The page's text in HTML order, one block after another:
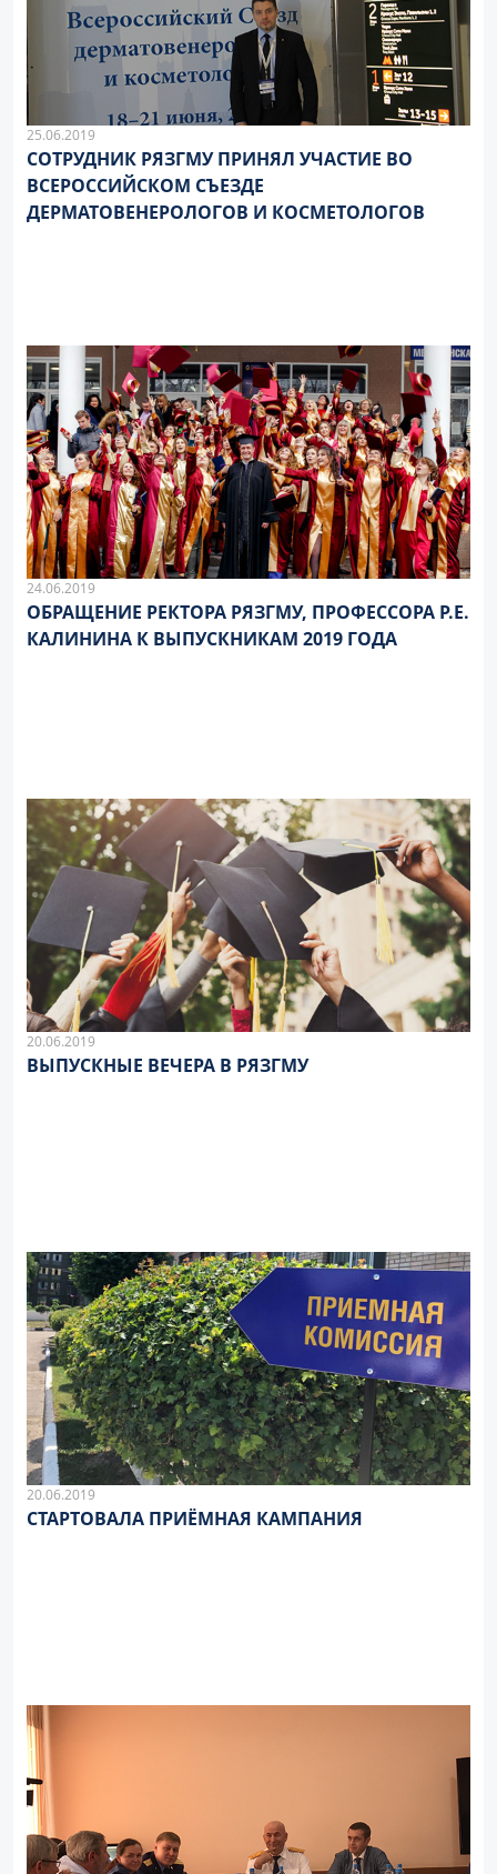
25.06.2019
СОТРУДНИК РЯЗГМУ ПРИНЯЛ УЧАСТИЕ ВО
ВСЕРОССИЙСКОМ СЪЕЗДЕ
ДЕРМАТОВЕНЕРОЛОГОВ И КОСМЕТОЛОГОВ
24.06.2019
ОБРАЩЕНИЕ РЕКТОРА РЯЗГМУ, ПРОФЕССОРА Р.Е.
КАЛИНИНА К ВЫПУСКНИКАМ 2019 ГОДА
20.06.2019
ВЫПУСКНЫЕ ВЕЧЕРА В РЯЗГМУ
20.06.2019
СТАРТОВАЛА ПРИЁМНАЯ КАМПАНИЯ